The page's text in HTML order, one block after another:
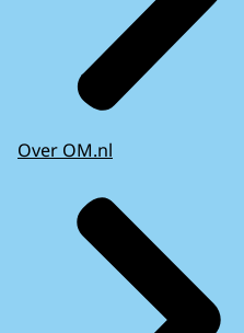
Over OM.nl